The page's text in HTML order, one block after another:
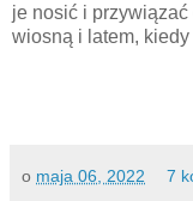
je nosić i
wiosną i latem,
o maja 06, 2022 7